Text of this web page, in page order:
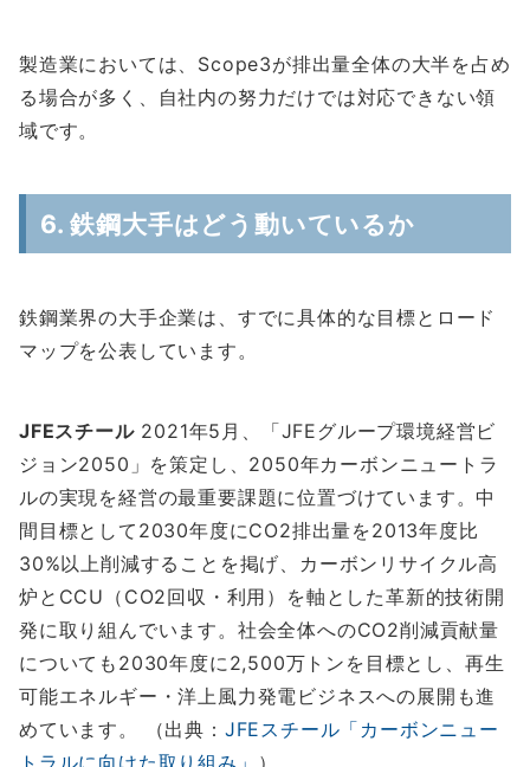
製造業においては、Scope3が排出量全体の大半を占め
る場合が多く、自社内の努力だけでは対応できない領
域です。
6. 鉄鋼大手はどう動いているか
鉄鋼業界の大手企業は、すでに具体的な目標とロード
マップを公表しています。
JFEスチール2021年5月、「JFEグループ環境経営ビ
ジョン2050」を策定し、2050年カーボンニュートラ
ルの実現を経営の最重要課題に位置づけています。中
間目標として2030年度にCO2排出量を2013年度比
30%以上削減することを掲げ、カーボンリサイクル高
炉とCCU（CO2回収・利用）を軸とした革新的技術開
発に取り組んでいます。社会全体へのCO2削減貢献量
についても2030年度に2,500万トンを目標とし、再生
可能エネルギー・洋上風力発電ビジネスへの展開も進
めています。 （出典： JFEスチール「カーボンニュー